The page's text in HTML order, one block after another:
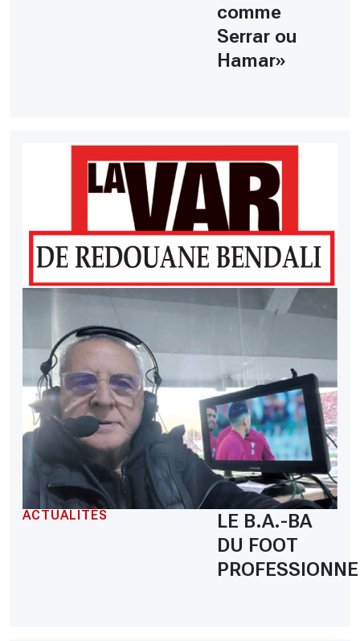
comme
Serrar ou
Hamar»
ACTUALITÉS
LE B.A.-BA
DU FOOT